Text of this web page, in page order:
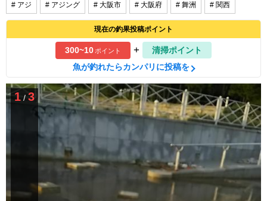
# アジ # アジング # 大阪市 # 大阪府 # 舞洲 # 関西
現在の釣果投稿ポイント
300~10ポイント +
清掃ポイント
魚が釣れたらカンパリに投稿を
1 / 3